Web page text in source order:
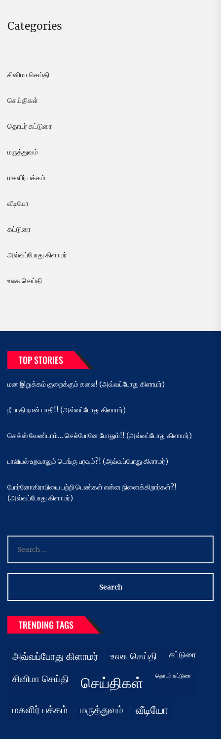
Categories
சினிமா செய்தி
செய்திகள்
தொடர் கட்டுரை
மருத்துவம்
மகளிர் பக்கம்
வீடியோ
கட்டுரை
அவ்வப்போது கிளாமர்
உலக செய்தி
TOP STORIES
மன இறுக்கம் குறைக்கும் கலை! (அவ்வப்போது கிளாமர்)
நீ பாதி நான் பாதி!! (அவ்வப்போது கிளாமர்)
செக்ஸ் வேண்டாம்… செல்போனே போதும்!! (அவ்வப்போது கிளாமர்)
பாலியல் உறவாலும் டெங்கு பரவும்?! (அவ்வப்போது கிளாமர்)
போர்னோகிராபியை பற்றி பெண்கள் என்ன நினைக்கிறார்கள்?!
(அவ்வப்போது கிளாமர்)
for:
TRENDING TAGS
அவ்வப்போது கிளாமர் உலக செய்தி கட்டுரை
சினிமா செய்தி செய்திகள் தொடர் கட்டுரை
மகளிர் பக்கம் மருத்துவம் வீடியோ